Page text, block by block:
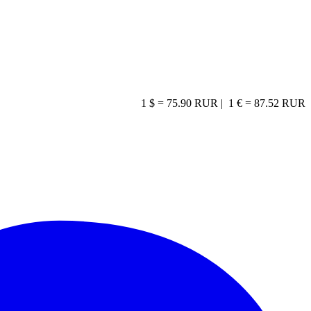
1 € = 87.52 RUR
1 $ = 75.90 RUR |